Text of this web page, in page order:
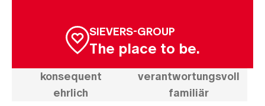
SIEVERS-GROUP
The place to be.
konsequent
verantwortungsvoll
ehrlich
familiär